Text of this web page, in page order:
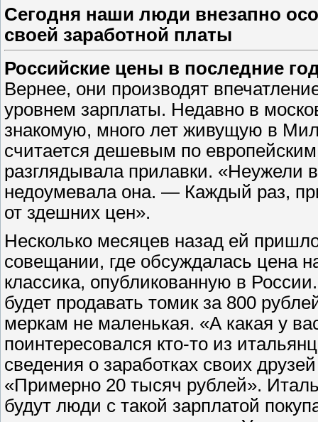
Сегодня наши люди внезапно
своей заработной платы
Российские цены в последние
Вернее, они производят
уровнем зарплаты. Недавно в
знакомую, много лет живущую в
считается дешевым по
разглядывала прилавки. «Неужели
недоумевала она. — Каждый раз,
от здешних цен».
Несколько месяцев назад ей
совещании, где обсуждалась цена
классика, опубликованную в
будет продавать томик за 800
меркам не маленькая. «А какая у
поинтересовался кто-то из
сведения о заработках своих
«Примерно 20 тысяч рублей».
будут люди с такой зарплатой